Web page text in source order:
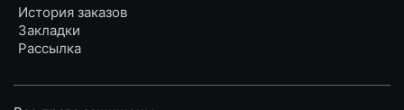
История заказов
Закладки
Рассылка